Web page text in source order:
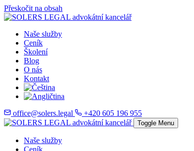
Přeskočit na obsah
Naše služby
Ceník
Školení
Blog
O nás
Kontakt
office@solers.legal +420 605 196 955
Toggle Menu
Naše služby
Ceník